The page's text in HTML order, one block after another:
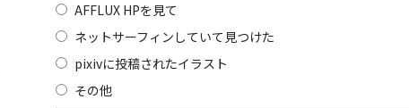
AFFLUX HPを見て
ネットサーフィンしていて見つけた
pixivに投稿されたイラスト
その他